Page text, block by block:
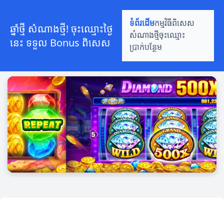
ឆ្នាំថ្មី សំណាងថ្មី! ចុះឈ្មោះថ្ងៃ
នេះ ទទួល Bonus ពិសេស
ទំព័រដើមកម្មវិធីពិសេស
សំណាងថ្មីចុះឈ្មោះ
ប្រាក់បន្ថែម